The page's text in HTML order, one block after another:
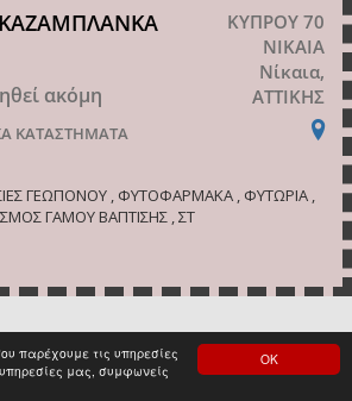
ΟΚ
παρέχουμε τις υπηρεσίες
μας, συμφωνείς
ακόμη
ΚΑΤΑΣΤΗΜΑΤΑ
ΚΥΠΡΟΥ 70
ΝΙΚΑΙΑ
Νίκαια,
ΑΤΤΙΚΗΣ
ΓΕΩΠΟΝΟΥ , ΦΥΤΟΦΑΡΜΑΚΑ , ΦΥΤΩΡΙΑ ,
ΓΑΜΟΥ ΒΑΠΤΙΣΗΣ , ΣΤ
3 4 5 6 7